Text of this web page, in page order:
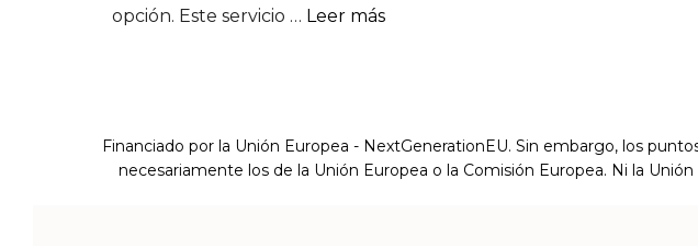
opción. Este servicio … Leer más
Financiado por la Unión Europea - NextGenerationEU. Sin embargo, los
necesariamente los de la Unión Europea o la Comisión Europea. Ni la